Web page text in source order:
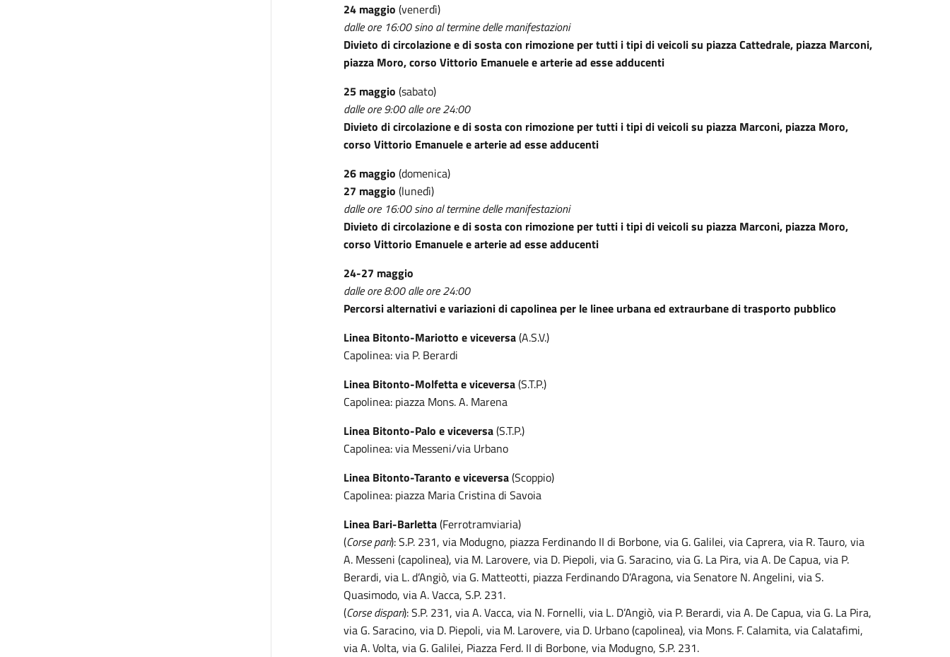
24 maggio(venerdì)
dalle ore 16:00 sino al termine delle manifestazioni
Divieto di circolazione e di sosta con rimozione per tutti i tipi di veicoli su piazza Cattedrale, piazza Marconi,
piazza Moro, corso Vittorio Emanuele e arterie ad esse adducenti
25 maggio (sabato)
dalle ore 9:00 alle ore 24:00
Divieto di circolazione e di sosta con rimozione per tutti i tipi di veicoli su piazza Marconi, piazza Moro,
corso Vittorio Emanuele e arterie ad esse adducenti
26 maggio (domenica)
27 maggio (lunedì)
dalle ore 16:00 sino al termine delle manifestazioni
Divieto di circolazione e di sosta con rimozione per tutti i tipi di veicoli su piazza Marconi, piazza Moro,
corso Vittorio Emanuele e arterie ad esse adducenti
24-27 maggio
dalle ore 8:00 alle ore 24:00
Percorsi alternativi e variazioni di capolinea per le linee urbana ed extraurbane di trasporto pubblico
Linea Bitonto-Mariotto e viceversa(A.S.V.)
Capolinea: via P. Berardi
Linea Bitonto-Molfetta e viceversa(S.T.P.)
Capolinea: piazza Mons. A. Marena
Linea Bitonto-Palo e viceversa(S.T.P.)
Capolinea: via Messeni/via Urbano
Linea Bitonto-Taranto e viceversa(Scoppio)
Capolinea: piazza Maria Cristina di Savoia
Linea Bari-Barletta(Ferrotramviaria)
(Corse pari): S.P. 231, via Modugno, piazza Ferdinando II di Borbone, via G. Galilei, via Caprera, via R. Tauro, via
A. Messeni (capolinea), via M. Larovere, via D. Piepoli, via G. Saracino, via G. La Pira, via A. De Capua, via P.
Berardi, via L. d’Angiò, via G. Matteotti, piazza Ferdinando D’Aragona, via Senatore N. Angelini, via S.
Quasimodo, via A. Vacca, S.P. 231.
(Corse dispari): S.P. 231, via A. Vacca, via N. Fornelli, via L. D’Angiò, via P. Berardi, via A. De Capua, via G. La Pira,
via G. Saracino, via D. Piepoli, via M. Larovere, via D. Urbano (capolinea), via Mons. F. Calamita, via Calatafimi,
via A. Volta, via G. Galilei, Piazza Ferd. II di Borbone, via Modugno, S.P. 231.